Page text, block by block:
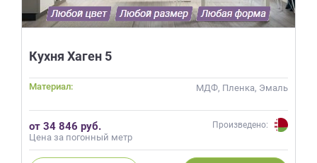
Кухня Хаген 5
Материал: МДФ, Пленка, Эмаль
от 34 846 руб.
Цена за погонный метр
Произведено: